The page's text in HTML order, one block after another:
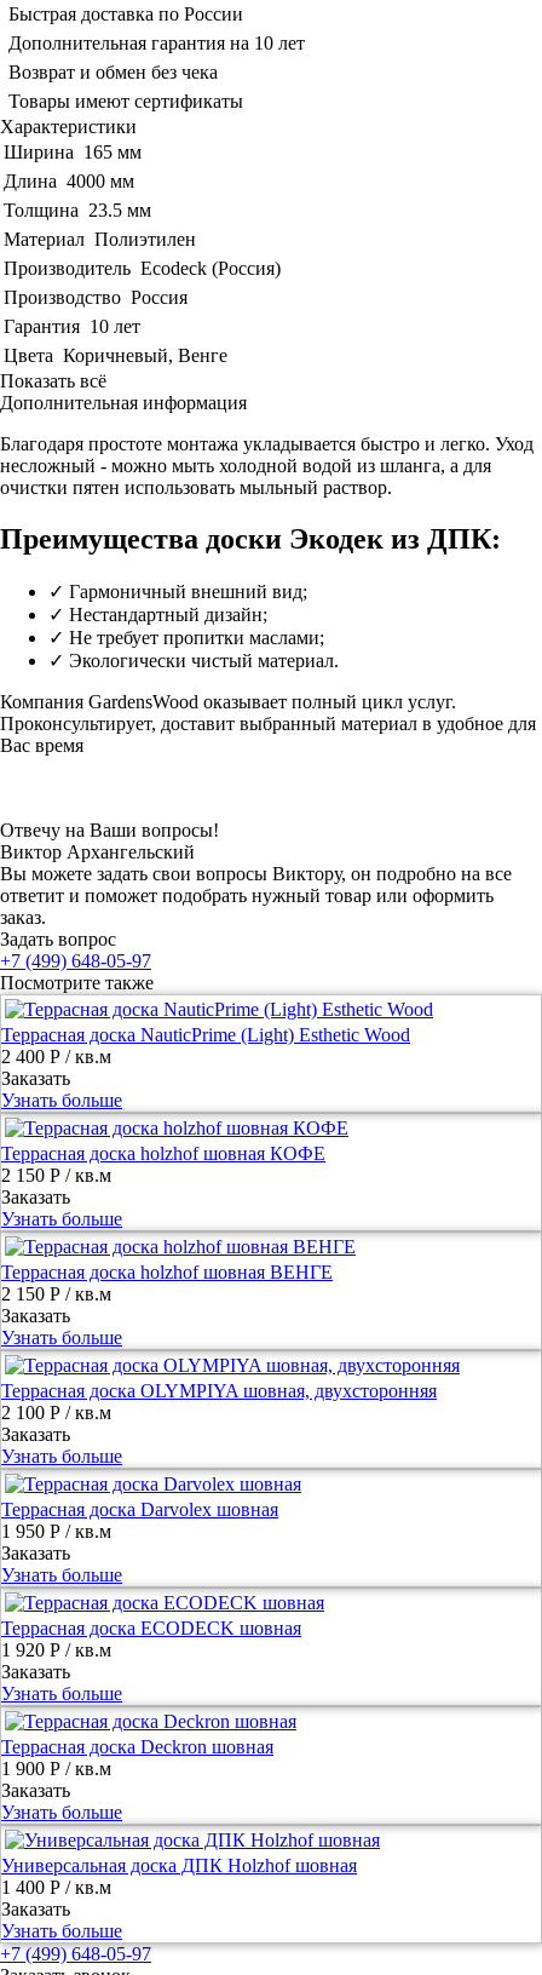
Быстрая доставка по России
Дополнительная гарантия на 10 лет
Возврат и обмен без чека
Товары имеют сертификаты
Характеристики
Ширина 165 мм
Длина 4000 мм
Толщина 23.5 мм
Материал Полиэтилен
Производитель Ecodeck (Россия)
Производство Россия
Гарантия 10 лет
Цвета Коричневый, Венге
Показать всё
Дополнительная информация
Благодаря простоте монтажа укладывается быстро и легко. Уход
несложный - можно мыть холодной водой из шланга, а для
очистки пятен использовать мыльный раствор.
Преимущества доски Экодек из ДПК:
✓ Гармоничный внешний вид;
✓ Нестандартный дизайн;
✓ Не требует пропитки маслами;
✓ Экологически чистый материал.
Компания GardensWood оказывает полный цикл услуг.
Проконсультирует, доставит выбранный материал в удобное для
Вас время
Отвечу на Ваши вопросы!
Виктор Архангельский
Вы можете задать свои вопросы Виктору, он подробно на все
ответит и поможет подобрать нужный товар или оформить
заказ.
Задать вопрос
+7 (499) 648-05-97
Посмотрите также
Террасная доска NauticPrime (Light) Esthetic Wood
2 400 Р / кв.м
Заказать
Узнать больше
Террасная доска holzhof шовная КОФЕ
2 150 Р / кв.м
Заказать
Узнать больше
Террасная доска holzhof шовная ВЕНГЕ
2 150 Р / кв.м
Заказать
Узнать больше
Террасная доска OLYMPIYA шовная, двухсторонняя
2 100 Р / кв.м
Заказать
Узнать больше
Террасная доска Darvolex шовная
1 950 Р / кв.м
Заказать
Узнать больше
Террасная доска ECODECK шовная
1 920 Р / кв.м
Заказать
Узнать больше
Террасная доска Deckron шовная
1 900 Р / кв.м
Заказать
Узнать больше
Универсальная доска ДПК Holzhof шовная
1 400 Р / кв.м
Заказать
Узнать больше
+7 (499) 648-05-97